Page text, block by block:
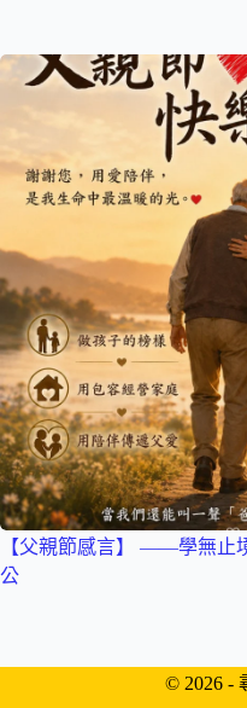
【父親節感言】 ——學無止
公
© 2026 -